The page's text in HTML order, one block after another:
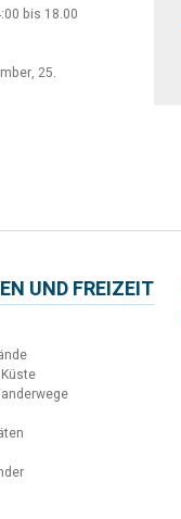
bis 18.00
25.
UND FREIZEIT